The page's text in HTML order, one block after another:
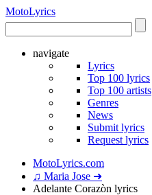
MotoLyrics
navigate
Lyrics
Top 100 lyrics
Top 100 artists
Genres
News
Submit lyrics
Request lyrics
MotoLyrics.com
♫ Maria Jose ➜
Adelante Corazòn lyrics